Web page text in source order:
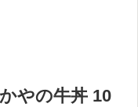
やの牛丼 10